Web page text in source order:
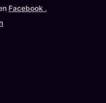
Facebook ,